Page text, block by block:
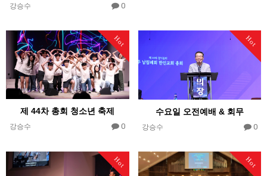
강승수 0
Hot
제 44차 총회 청소년 축제
강승수 0
Hot
수요일 오전예배 & 회무
강승수 0
Hot Hot